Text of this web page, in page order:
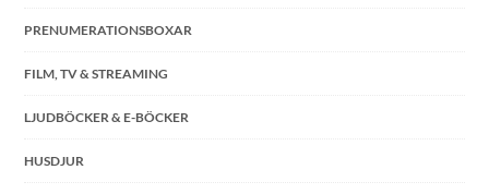
PRENUMERATIONSBOXAR
FILM, TV & STREAMING
LJUDBÖCKER & E-BÖCKER
HUSDJUR